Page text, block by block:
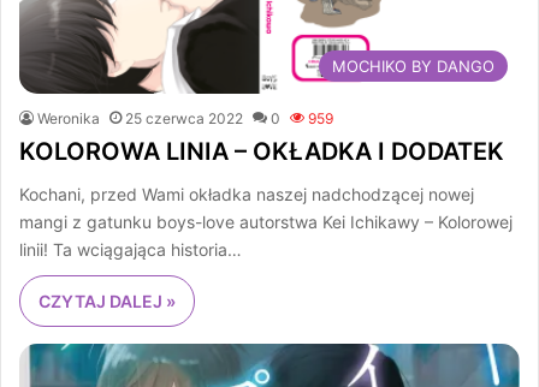
MOCHIKO BY DANGO
Weronika 25 czerwca 2022 0 959
KOLOROWA LINIA – OKŁADKA I DODATEK
Kochani, przed Wami okładka naszej nadchodzącej nowej
mangi z gatunku boys-love autorstwa Kei Ichikawy – Kolorowej
linii! Ta wciągająca historia…
CZYTAJ DALEJ »